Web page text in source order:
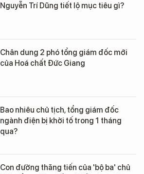
Nguyễn Trí Dũng tiết lộ mục tiêu gì?
Chân dung 2 phó tổng giám đốc mới
của Hoá chất Đức Giang
Bao nhiêu chủ tịch, tổng giám đốc
ngành điện bị khởi tố trong 1 tháng
qua?
Con đường thăng tiến của 'bộ ba' chủ